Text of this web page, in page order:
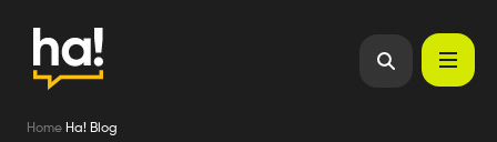
Home Ha! Blog